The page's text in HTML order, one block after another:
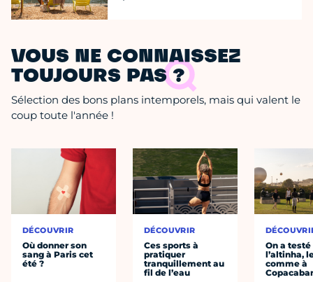
VOUS NE CONNAISSEZ
TOUJOURS PAS ?
Sélection des bons plans intemporels, mais qui valent le
coup toute l'année !
DÉCOUVRIR
Où donner son
sang à Paris cet
été ?
DÉCOUVRIR
Ces sports à
pratiquer
tranquillement au
fil de l’eau
On a testé
l’altinha,
comme à